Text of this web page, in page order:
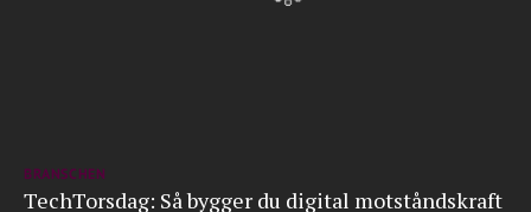
BRANSCHEN
TechTorsdag: Så bygger du digital motståndskraft